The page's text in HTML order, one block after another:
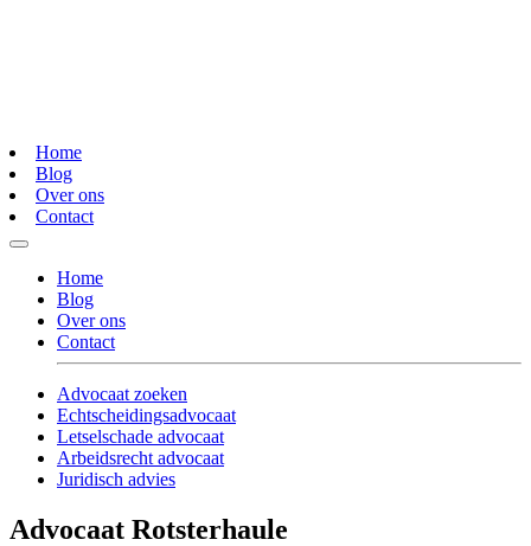
Home
Blog
Over ons
Contact
Home
Blog
Over ons
Contact
Advocaat zoeken
Echtscheidingsadvocaat
Letselschade advocaat
Arbeidsrecht advocaat
Juridisch advies
Advocaat Rotsterhaule